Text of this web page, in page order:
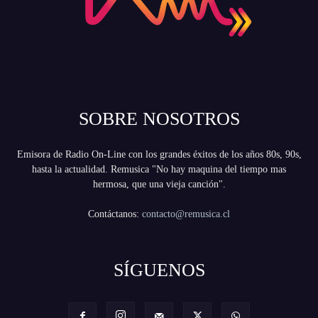
SOBRE NOSOTROS
Emisora de Radio On-Line con los grandes éxitos de los años 80s, 90s,
hasta la actualidad. Remusica "No hay maquina del tiempo mas
hermosa, que una vieja canción".
Contáctanos: contacto@remusica.cl
SÍGUENOS